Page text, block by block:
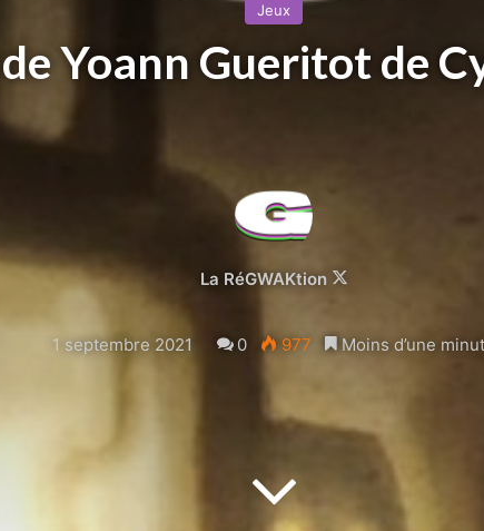
Jeux
Yoann Gueritot de
La RéGWAKtion
Follow
1 septembre 2021 0 977 Moins d’une